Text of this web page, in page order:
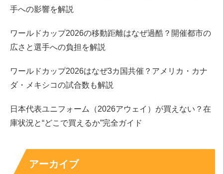
合わせすぎ ソースと塩焼そば
おすすめの回り方は、チルド棚を押さえたら、
スイーツに戻る流れです。まちかど厨房取
扱店向けの商品もあるので、店舗差は前提で考えると気が
第4週の対象商品一覧（6月22日と23日発売）
第4週は麺とスイーツが強く、飲料やお菓子の増量も入っ
てきます。
結論としては「欲しいカテゴリーを決めてから
手への影響を解説
ワールドカップ2026の移動距離はなぜ過酷？開催都市の
広さと選手への負担を解説
ワールドカップ2026はなぜ3カ国共催？アメリカ・カナ
ダ・メキシコの試合数も解説
日本代表ユニフォーム（2026アウェイ）が買えない？在
庫状況と“どこで買えるか”完全ガイド
アーカイブ